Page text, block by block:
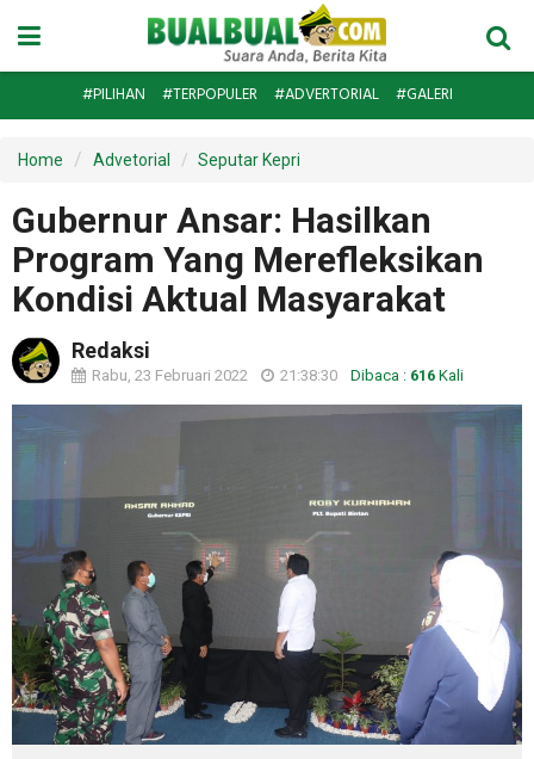
#PILIHAN #TERPOPULER #ADVERTORIAL #GALERI
Home Advetorial Seputar Kepri
Gubernur Ansar: Hasilkan
Program Yang Merefleksikan
Kondisi Aktual Masyarakat
Redaksi
Rabu, 23 Februari 2022 21:38:30 Dibaca : 616 Kali